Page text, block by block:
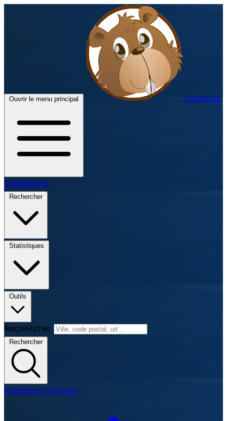
Ouvrir le menu principal Castorus
Dashboard
Rechercher
Statistiques
Outils
Rechercher
Rechercher
Extension Chrome